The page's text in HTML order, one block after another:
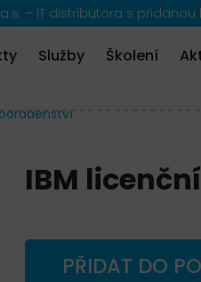
– IT distributora s přidanou
Služby Školení
IBM
PŘIDAT DO